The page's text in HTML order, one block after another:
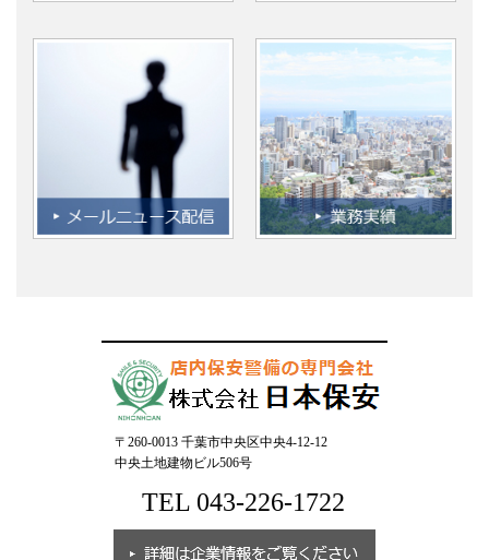
〒260-0013 千葉市中央区中央4-12-12
中央土地建物ビル506号
TEL 043-226-1722